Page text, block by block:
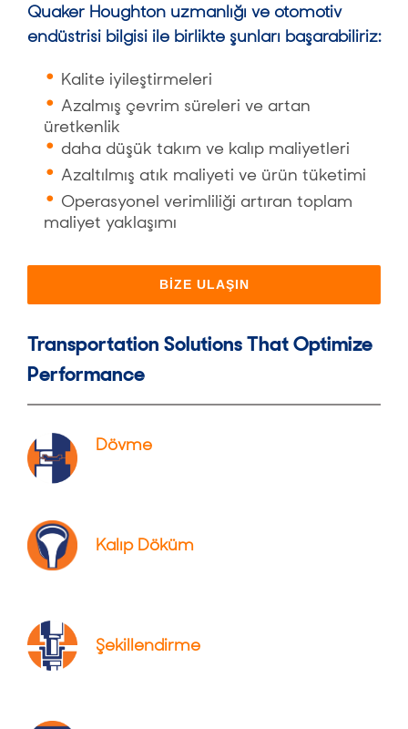
Quaker Houghton uzmanlığı ve otomotiv
endüstrisi bilgisi ile birlikte şunları başarabiliriz:
Kalite iyileştirmeleri
Azalmış çevrim süreleri ve artan
üretkenlik
daha düşük takım ve kalıp maliyetleri
Azaltılmış atık maliyeti ve ürün tüketimi
Operasyonel verimliliği artıran toplam
maliyet yaklaşımı
BIZE ULAŞIN
Transportation Solutions That Optimize
Performance
Dövme
Kalıp Döküm
Şekillendirme